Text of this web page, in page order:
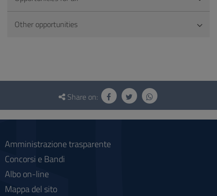
Other opportunities
Questionnaire
social
Share on:
Amministrazione trasparente
Concorsi e Bandi
Albo on-line
Mappa del sito